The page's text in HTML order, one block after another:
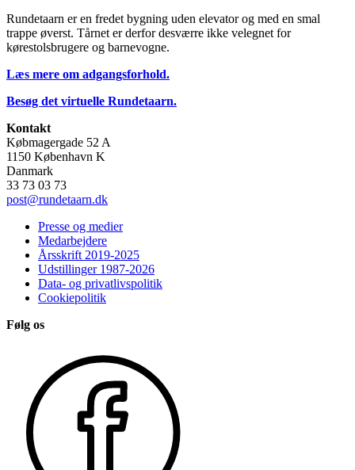
Rundetaarn er en fredet bygning uden elevator og med en smal
trappe øverst. Tårnet er derfor desværre ikke velegnet for
kørestolsbrugere og barnevogne.
Læs mere om adgangsforhold.
Besøg det virtuelle Rundetaarn.
Kontakt
Købmagergade 52 A
1150 København K
Danmark
33 73 03 73
post@rundetaarn.dk
Presse og medier
Medarbejdere
Årsskrift 2019-2025
Udstillinger 1987-2026
Data- og privatlivspolitik
Cookiepolitik
Følg os